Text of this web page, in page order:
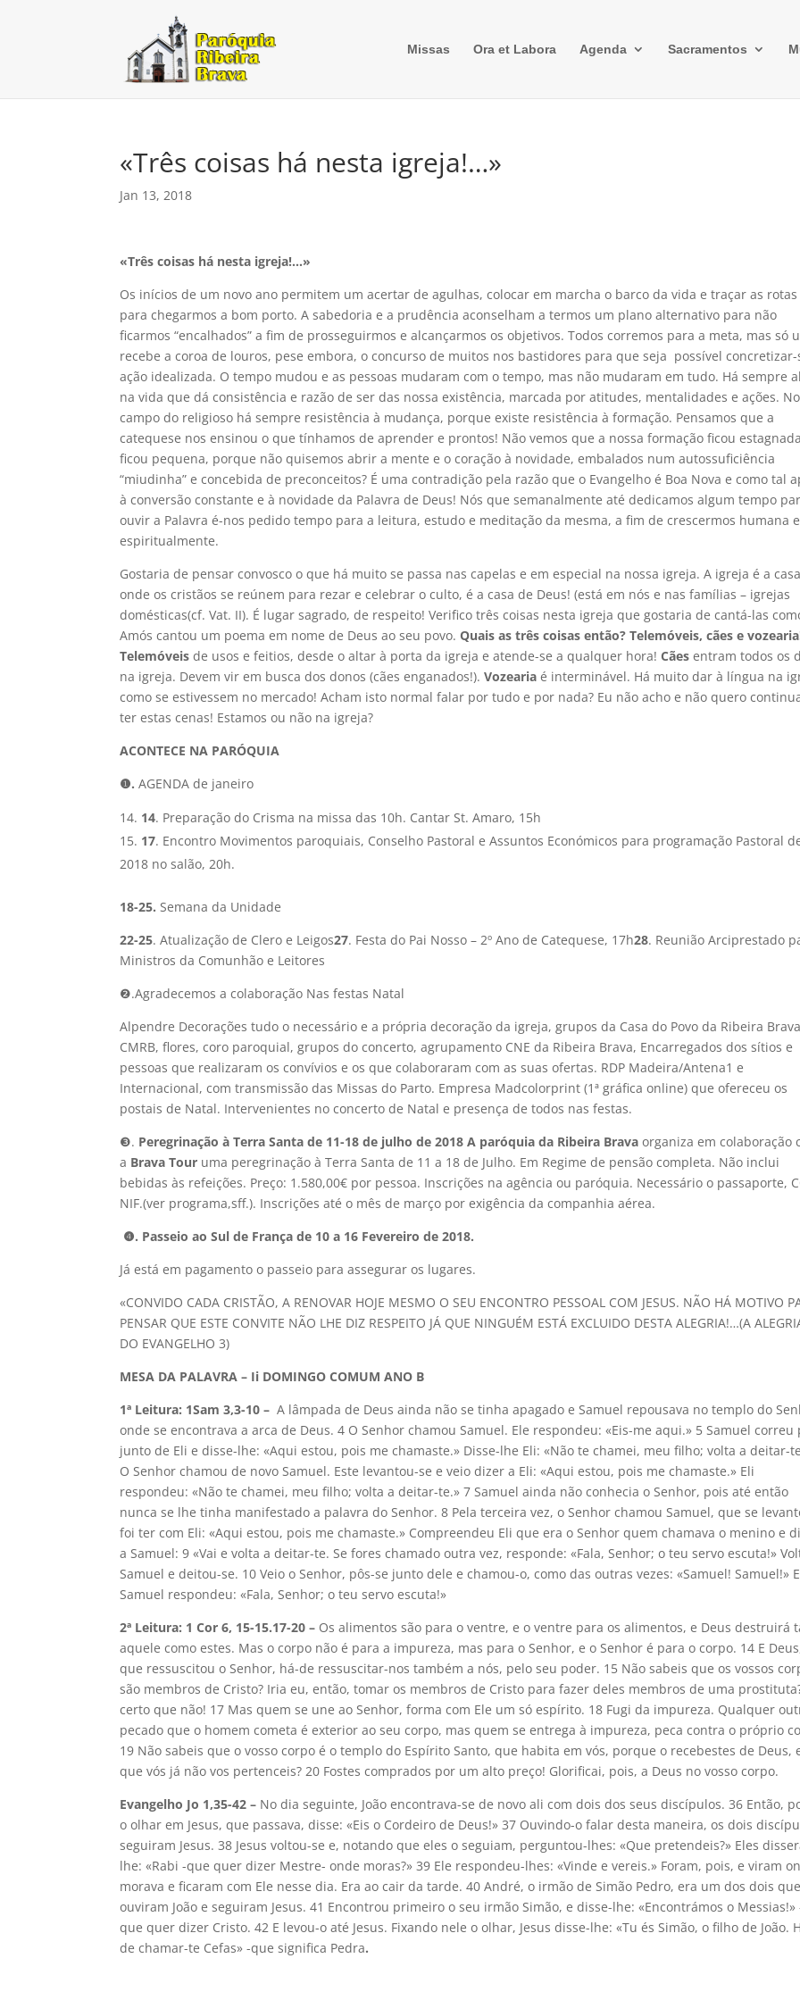
Missas Ora et Labora Agenda Sacramentos
«Três coisas há nesta igreja!…»
Jan 13, 2018
«Três coisas há nesta igreja!…»
Os inícios de um novo ano permitem um acertar de agulhas, colocar em marcha o barco da vida e traçar as rotas
para chegarmos a bom porto. A sabedoria e a prudência aconselham a termos um plano alternativo para não
ficarmos “encalhados” a fim de prosseguirmos e alcançarmos os objetivos. Todos corremos para a meta, mas só
recebe a coroa de louros, pese embora, o concurso de muitos nos bastidores para que seja possível concretizar-
ação idealizada. O tempo mudou e as pessoas mudaram com o tempo, mas não mudaram em tudo. Há sempre
na vida que dá consistência e razão de ser das nossa existência, marcada por atitudes, mentalidades e ações. No
campo do religioso há sempre resistência à mudança, porque existe resistência à formação. Pensamos que a
catequese nos ensinou o que tínhamos de aprender e prontos! Não vemos que a nossa formação ficou
ficou pequena, porque não quisemos abrir a mente e o coração à novidade, embalados num autossuficiência
“miudinha” e concebida de preconceitos? É uma contradição pela razão que o Evangelho é Boa Nova e como tal
à conversão constante e à novidade da Palavra de Deus! Nós que semanalmente até dedicamos algum tempo
ouvir a Palavra é-nos pedido tempo para a leitura, estudo e meditação da mesma, a fim de crescermos humana e
espiritualmente.
Gostaria de pensar convosco o que há muito se passa nas capelas e em especial na nossa igreja. A igreja é a casa
onde os cristãos se reúnem para rezar e celebrar o culto, é a casa de Deus! (está em nós e nas famílias – igrejas
domésticas(cf. Vat. II). É lugar sagrado, de respeito! Verifico três coisas nesta igreja que gostaria de cantá-las
Amós cantou um poema em nome de Deus ao seu povo.Quais as três coisas então? Telemóveis, cães e
Telemóveis de usos e feitios, desde o altar à porta da igreja e atende-se a qualquer hora!Cães entram todos os
na igreja. Devem vir em busca dos donos (cães enganados!).Vozearia é interminável. Há muito dar à língua na
como se estivessem no mercado! Acham isto normal falar por tudo e por nada? Eu não acho e não quero
ter estas cenas! Estamos ou não na igreja?
ACONTECE NA PARÓQUIA
❶. AGENDA de janeiro
14. Preparação do Crisma na missa das 10h. Cantar St. Amaro, 15h
17. Encontro Movimentos paroquiais, Conselho Pastoral e Assuntos Económicos para programação Pastoral
2018 no salão, 20h.
18-25.Semana da Unidade
22-25. Atualização de Clero e Leigos27. Festa do Pai Nosso – 2º Ano de Catequese, 17h28. Reunião Arciprestado
Ministros da Comunhão e Leitores
❷.Agradecemos a colaboração Nas festas Natal
Alpendre Decorações tudo o necessário e a própria decoração da igreja, grupos da Casa do Povo da Ribeira
CMRB, flores, coro paroquial, grupos do concerto, agrupamento CNE da Ribeira Brava, Encarregados dos sítios e
pessoas que realizaram os convívios e os que colaboraram com as suas ofertas. RDP Madeira/Antena1 e
Internacional, com transmissão das Missas do Parto. Empresa Madcolorprint (1ª gráfica online) que ofereceu os
postais de Natal. Intervenientes no concerto de Natal e presença de todos nas festas.
❸. Peregrinação à Terra Santa de 11-18 de julho de 2018 A paróquia da Ribeira Bravaorganiza em colaboração
a Brava Tour uma peregrinação à Terra Santa de 11 a 18 de Julho. Em Regime de pensão completa. Não inclui
bebidas às refeições. Preço: 1.580,00€ por pessoa. Inscrições na agência ou paróquia. Necessário o passaporte,
NIF.(ver programa,sff.). Inscrições até o mês de março por exigência da companhia aérea.
❹. Passeio ao Sul de França de 10 a 16 Fevereiro de 2018.
Já está em pagamento o passeio para assegurar os lugares.
«CONVIDO CADA CRISTÃO, A RENOVAR HOJE MESMO O SEU ENCONTRO PESSOAL COM JESUS. NÃO HÁ MOTIVO
PENSAR QUE ESTE CONVITE NÃO LHE DIZ RESPEITO JÁ QUE NINGUÉM ESTÁ EXCLUIDO DESTA ALEGRIA!…(A
DO EVANGELHO 3)
MESA DA PALAVRA – Ii DOMINGO COMUM ANO B
1ª Leitura: 1Sam 3,3-10 – A lâmpada de Deus ainda não se tinha apagado e Samuel repousava no templo do
onde se encontrava a arca de Deus. 4 O Senhor chamou Samuel. Ele respondeu: «Eis-me aqui.» 5 Samuel correu
junto de Eli e disse-lhe: «Aqui estou, pois me chamaste.» Disse-lhe Eli: «Não te chamei, meu filho; volta a deitar-
O Senhor chamou de novo Samuel. Este levantou-se e veio dizer a Eli: «Aqui estou, pois me chamaste.» Eli
respondeu: «Não te chamei, meu filho; volta a deitar-te.» 7 Samuel ainda não conhecia o Senhor, pois até então
nunca se lhe tinha manifestado a palavra do Senhor. 8 Pela terceira vez, o Senhor chamou Samuel, que se
foi ter com Eli: «Aqui estou, pois me chamaste.» Compreendeu Eli que era o Senhor quem chamava o menino e
a Samuel: 9 «Vai e volta a deitar-te. Se fores chamado outra vez, responde: «Fala, Senhor; o teu servo escuta!»
Samuel e deitou-se. 10 Veio o Senhor, pôs-se junto dele e chamou-o, como das outras vezes: «Samuel! Samuel!» E
Samuel respondeu: «Fala, Senhor; o teu servo escuta!»
2ª Leitura: 1 Cor 6, 15-15.17-20 – Os alimentos são para o ventre, e o ventre para os alimentos, e Deus destruirá
aquele como estes. Mas o corpo não é para a impureza, mas para o Senhor, e o Senhor é para o corpo. 14 E
que ressuscitou o Senhor, há-de ressuscitar-nos também a nós, pelo seu poder. 15 Não sabeis que os vossos
são membros de Cristo? Iria eu, então, tomar os membros de Cristo para fazer deles membros de uma
certo que não! 17 Mas quem se une ao Senhor, forma com Ele um só espírito. 18 Fugi da impureza. Qualquer
pecado que o homem cometa é exterior ao seu corpo, mas quem se entrega à impureza, peca contra o próprio
19 Não sabeis que o vosso corpo é o templo do Espírito Santo, que habita em vós, porque o recebestes de Deus,
que vós já não vos pertenceis? 20 Fostes comprados por um alto preço! Glorificai, pois, a Deus no vosso corpo.
Evangelho Jo 1,35-42 – No dia seguinte, João encontrava-se de novo ali com dois dos seus discípulos. 36 Então,
o olhar em Jesus, que passava, disse: «Eis o Cordeiro de Deus!» 37 Ouvindo-o falar desta maneira, os dois
seguiram Jesus. 38 Jesus voltou-se e, notando que eles o seguiam, perguntou-lhes: «Que pretendeis?» Eles
lhe: «Rabi -que quer dizer Mestre- onde moras?» 39 Ele respondeu-lhes: «Vinde e vereis.» Foram, pois, e viram
morava e ficaram com Ele nesse dia. Era ao cair da tarde. 40 André, o irmão de Simão Pedro, era um dos dois que
ouviram João e seguiram Jesus. 41 Encontrou primeiro o seu irmão Simão, e disse-lhe: «Encontrámos o Messias!»
que quer dizer Cristo. 42 E levou-o até Jesus. Fixando nele o olhar, Jesus disse-lhe: «Tu és Simão, o filho de João.
de chamar-te Cefas» -que significa Pedra.